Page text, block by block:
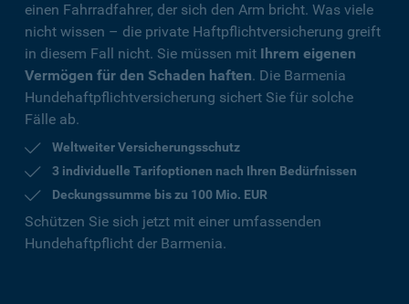
einen Fahrradfahrer, der sich den Arm bricht. Was viele
nicht wissen – die private Haftpflichtversicherung greift
in diesem Fall nicht. Sie müssen mit Ihrem eigenen
Vermögen für den Schaden haften. Die Barmenia
Hundehaftpflichtversicherung sichert Sie für solche
Fälle ab.
Weltweiter Versicherungsschutz
3 individuelle Tarifoptionen nach Ihren Bedürfnissen
Deckungssumme bis zu 100 Mio. EUR
Schützen Sie sich jetzt mit einer umfassenden
Hundehaftpflicht der Barmenia.